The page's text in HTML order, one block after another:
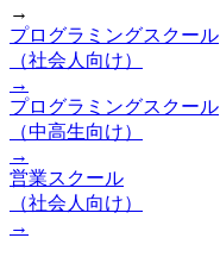
→
プログラミングスクール
（社会人向け）
→
プログラミングスクール
（中高生向け）
→
営業スクール
（社会人向け）
→